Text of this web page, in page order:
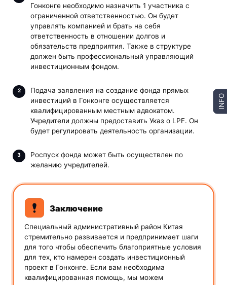
Гонконге необходимо назначить 1 участника с
ограниченной ответственностью. Он будет
управлять компанией и брать на себя
ответственность в отношении долгов и
обязательств предприятия. Также в структуре
должен быть профессиональный управляющий
инвестиционным фондом.
Подача заявления на создание фонда прямых
инвестиций в Гонконге осуществляется
квалифицированным местным адвокатом.
Учредители должны предоставить Указ о LPF. Он
будет регулировать деятельность организации.
Роспуск фонда может быть осуществлен по
желанию учредителей.
Заключение
Специальный административный район Китая
стремительно развивается и предпринимает шаги
для того чтобы обеспечить благоприятные условия
для тех, кто намерен создать инвестиционный
проект в Гонконге. Если вам необходима
квалифицированная помощь, мы можем
INFO